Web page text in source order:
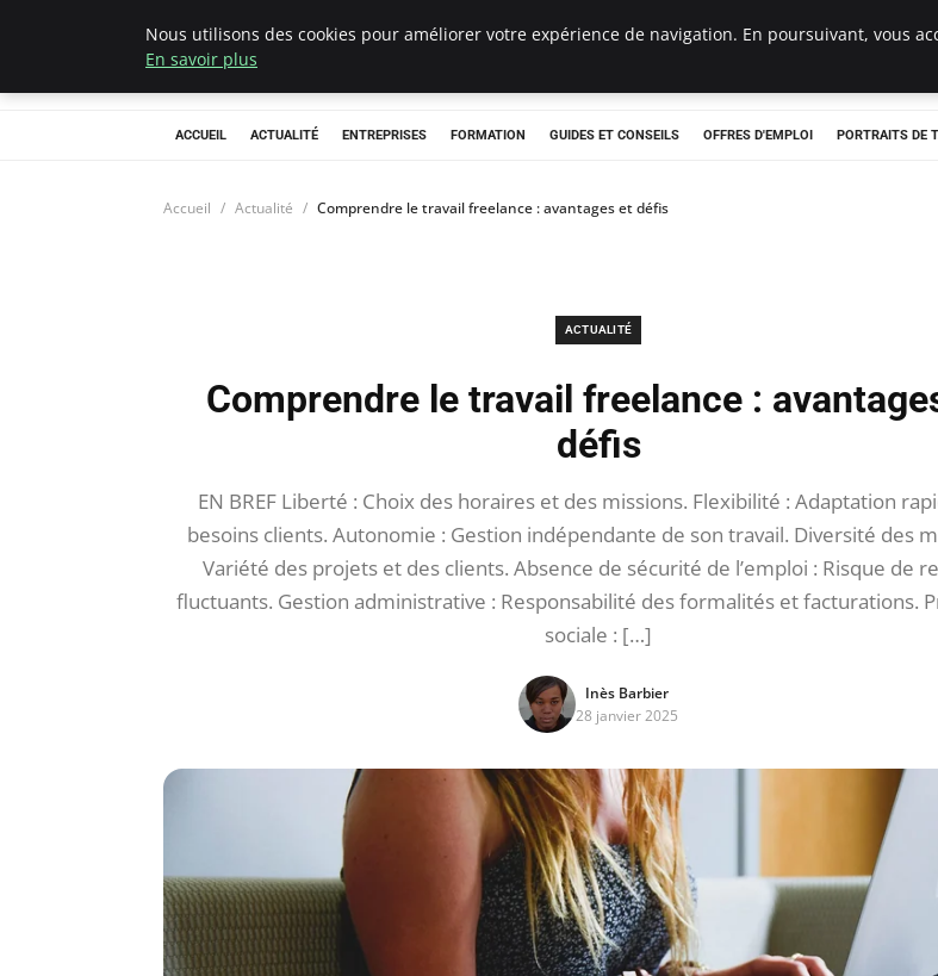
Chasseur De Tête
ACCUEIL ACTUALITÉ ENTREPRISES FORMATION GUIDES ET CONSEILS OFFRES D'EMPLOI PORTRAITS DE
Accueil Actualité Comprendre le travail freelance : avantages et défis
ACTUALITÉ
Comprendre le travail freelance :
défis
EN BREF Liberté : Choix des horaires et des missions. Flexibilité : Adaptation
besoins clients. Autonomie : Gestion indépendante de son travail. Diversité des
Variété des projets et des clients. Absence de sécurité de l’emploi : Risque de
fluctuants. Gestion administrative : Responsabilité des formalités et facturations.
sociale : […]
Inès Barbier
28 janvier 2025
Nous utilisons des cookies pour améliorer votre expérience de navigation. En poursuivant, vous
En savoir plus